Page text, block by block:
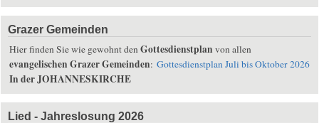
Grazer Gemeinden
Hier finden Sie wie gewohnt den Gottesdienstplan von allen
evangelischen Grazer Gemeinden: Gottesdienstplan Juli bis Oktober 2026
In der JOHANNESKIRCHE
Lied - Jahreslosung 2026